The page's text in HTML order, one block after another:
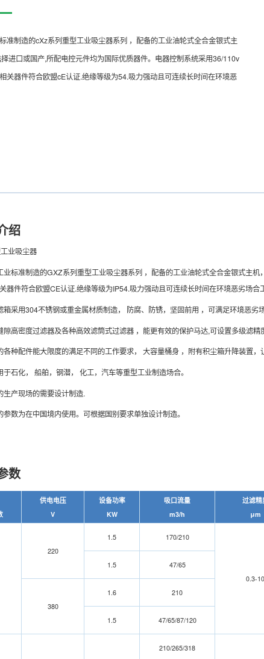
准制造的cXz系列重型工业吸尘器系列 ，配备的工业油轮式全合金银式主
进口或国产,所配电控元件均为国际优质器件。电器控制系统采用36/110v
关器件符合欧盟cE认证.绝缘等级为54.吸力强动且可连续长时间在环境恶
绍
业吸尘器
业标准制造的GXZ系列重型工业吸尘器系列 ，配备的工业油轮式全合金银式主
器件符合欧盟CE认证.绝缘等级为IP54.吸力强动且可连续长时间在环境恶劣场合
箱采用304不锈钢或重金属材质制造， 防腐、防锈，坚固前用 ，可满足环境恶劣
隙高密度过滤器及各种高效滤筒式过滤器 ，能更有效的保护马达,可设置多级滤精
各种配件能大限度的满足不同的工作要求， 大容量桶身 ，附有积尘箱升降装置，
石化， 船舶，钢潜， 化工，汽车等重型工业制造场合。
生产现场的需要设计制造.
参数为在中国境内使用。可根据国别要求单独设计制造。
数
供电电压 设备功率 吸口流量 过滤精
V KW m3/h μm
220
1.5 170/210
0.3-10
1.5 47/65
380
1.6 210
1.5 47/65/87/120
210/265/318